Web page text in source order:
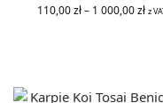
110,00zł – 1 000,00zł z